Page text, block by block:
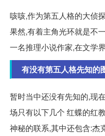
咳咳,作为第五人格的大侦
果然,有着主角光环就是不
一名推理小说作家,在文学
有没有第五人格先知的
暂时当中还没有先知的,现
场只有以下几个 红蝶的红
神秘的联系,其中还包含:杰